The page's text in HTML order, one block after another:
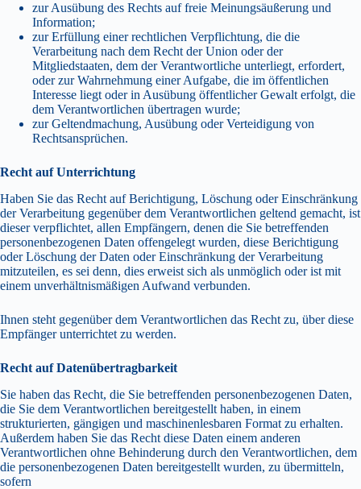
zur Ausübung des Rechts auf freie Meinungsäußerung und
Information;
zur Erfüllung einer rechtlichen Verpflichtung, die die
Verarbeitung nach dem Recht der Union oder der
Mitgliedstaaten, dem der Verantwortliche unterliegt, erfordert,
oder zur Wahrnehmung einer Aufgabe, die im öffentlichen
Interesse liegt oder in Ausübung öffentlicher Gewalt erfolgt, die
dem Verantwortlichen übertragen wurde;
zur Geltendmachung, Ausübung oder Verteidigung von
Rechtsansprüchen.
Recht auf Unterrichtung
Haben Sie das Recht auf Berichtigung, Löschung oder Einschränkung
der Verarbeitung gegenüber dem Verantwortlichen geltend gemacht, ist
dieser verpflichtet, allen Empfängern, denen die Sie betreffenden
personenbezogenen Daten offengelegt wurden, diese Berichtigung
oder Löschung der Daten oder Einschränkung der Verarbeitung
mitzuteilen, es sei denn, dies erweist sich als unmöglich oder ist mit
einem unverhältnismäßigen Aufwand verbunden.
Ihnen steht gegenüber dem Verantwortlichen das Recht zu, über diese
Empfänger unterrichtet zu werden.
Recht auf Datenübertragbarkeit
Sie haben das Recht, die Sie betreffenden personenbezogenen Daten,
die Sie dem Verantwortlichen bereitgestellt haben, in einem
strukturierten, gängigen und maschinenlesbaren Format zu erhalten.
Außerdem haben Sie das Recht diese Daten einem anderen
Verantwortlichen ohne Behinderung durch den Verantwortlichen, dem
die personenbezogenen Daten bereitgestellt wurden, zu übermitteln,
sofern